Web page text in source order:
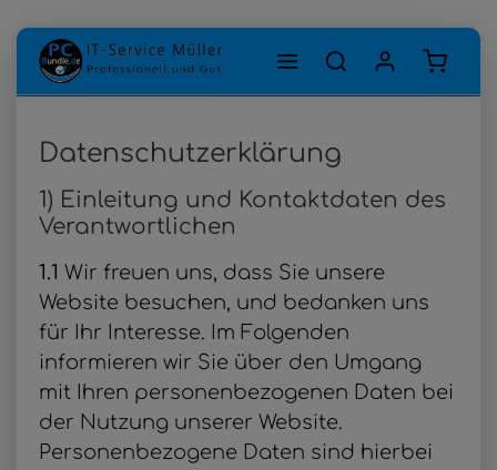
Zum Hauptinhalt springen
Datenschutzerklärung
1) Einleitung und Kontaktdaten des
Verantwortlichen
1.1 Wir freuen uns, dass Sie unsere
Website besuchen, und bedanken uns
für Ihr Interesse. Im Folgenden
informieren wir Sie über den Umgang
mit Ihren personenbezogenen Daten bei
der Nutzung unserer Website.
Personenbezogene Daten sind hierbei